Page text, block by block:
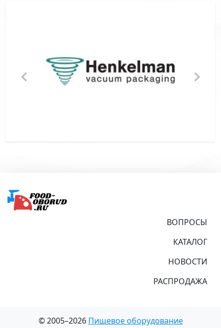
ВОПРОСЫ
КАТАЛОГ
НОВОСТИ
РАСПРОДАЖА
© 2005–2026 Пищевое оборудование